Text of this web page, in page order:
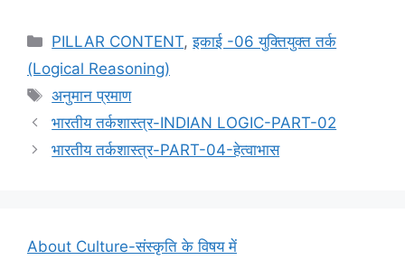
Categories
PILLAR CONTENT,इकाई -06 युक्तियुक्त तर्क
(Logical Reasoning)
Tags
अनुमान प्रमाण
भारतीय तर्कशास्त्र-INDIAN LOGIC-PART-02
भारतीय तर्कशास्त्र-PART-04-हेत्वाभास
About Culture-संस्कृति के विषय में